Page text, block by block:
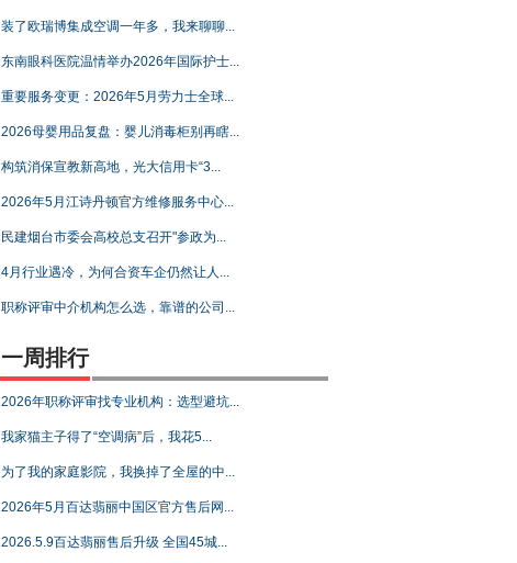
装了欧瑞博集成空调一年多，我来聊聊...
东南眼科医院温情举办2026年国际护士...
重要服务变更：2026年5月劳力士全球...
2026母婴用品复盘：婴儿消毒柜别再瞎...
构筑消保宣教新高地，光大信用卡“3...
2026年5月江诗丹顿官方维修服务中心...
民建烟台市委会高校总支召开"参政为...
4月行业遇冷，为何合资车企仍然让人...
职称评审中介机构怎么选，靠谱的公司...
一周排行
2026年职称评审找专业机构：选型避坑...
我家猫主子得了“空调病”后，我花5...
为了我的家庭影院，我换掉了全屋的中...
2026年5月百达翡丽中国区官方售后网...
2026.5.9百达翡丽售后升级 全国45城...